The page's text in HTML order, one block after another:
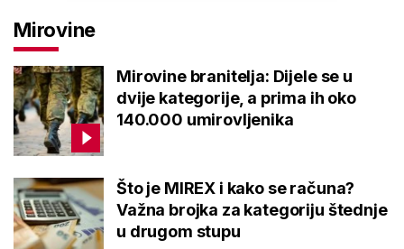
Mirovine
Mirovine branitelja: Dijele se u
dvije kategorije, a prima ih oko
140.000 umirovljenika
Što je MIREX i kako se računa?
Važna brojka za kategoriju štednje
u drugom stupu